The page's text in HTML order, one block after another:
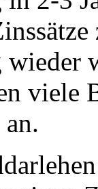
viele
an.